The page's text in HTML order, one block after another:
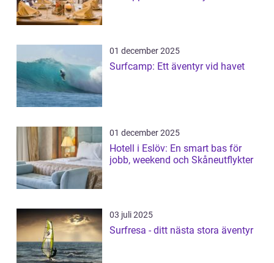
01 december 2025
Surfcamp: Ett äventyr vid havet
01 december 2025
Hotell i Eslöv: En smart bas för
jobb, weekend och Skåneutflykter
03 juli 2025
Surfresa - ditt nästa stora äventyr